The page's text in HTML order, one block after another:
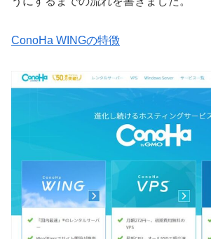
ConoHa WINGの特徴